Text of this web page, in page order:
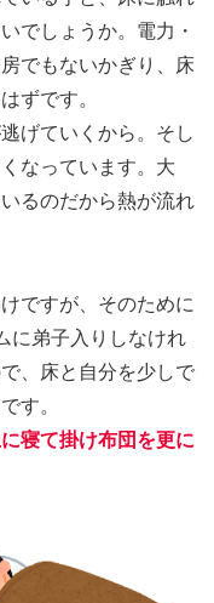
でしょうか。電力・
でもないかぎり、床
ずです。
げていくから。そし
なっています。大
るのだから熱が流れ
ですが、そのために
に弟子入りしなけれ
、床と自分を少しで
す。
寝て掛け布団を更に